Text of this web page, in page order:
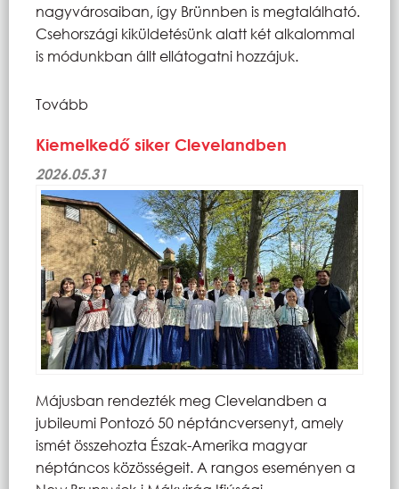
nagyvárosaiban, így Brünnben is megtalálható.
Csehországi kiküldetésünk alatt két alkalommal
is módunkban állt ellátogatni hozzájuk.
Tovább
Kiemelkedő siker Clevelandben
2026.05.31
Májusban rendezték meg Clevelandben a
jubileumi Pontozó 50 néptáncversenyt, amely
ismét összehozta Észak-Amerika magyar
néptáncos közösségeit. A rangos eseményen a